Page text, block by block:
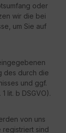
oder
wir die bei
um Sie auf
des durch die
und ggf.
lit. b DSGVO).
von uns
registriert sind